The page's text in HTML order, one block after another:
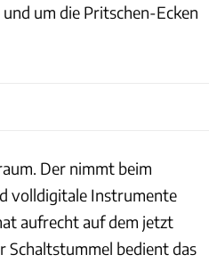
um die Pritschen-Ecken
Der nimmt beim
volldigitale Instrumente
aufrecht auf dem jetzt
bedient das